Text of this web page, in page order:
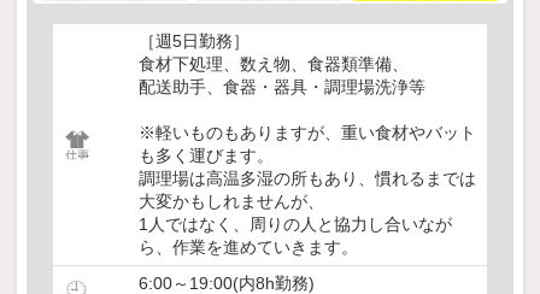
［週5日勤務］
食材下処理、数え物、食器類準備、
配送助手、食器・器具・調理場洗浄等
※軽いものもありますが、重い食材やバット
も多く運びます。
調理場は高温多湿の所もあり、慣れるまでは
大変かもしれませんが、
1人ではなく、周りの人と協力し合いなが
ら、作業を進めていきます。
6:00～19:00(内8h勤務)